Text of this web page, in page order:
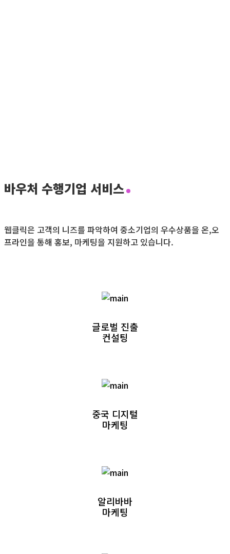
바우처 수행기업 서비스
웹클릭은 고객의 니즈를 파악하여 중소기업의 우수상품을 온,오
프라인을 통해 홍보, 마케팅을 지원하고 있습니다.
글로벌 진출
컨설팅
중국 디지털
마케팅
알리바바
마케팅